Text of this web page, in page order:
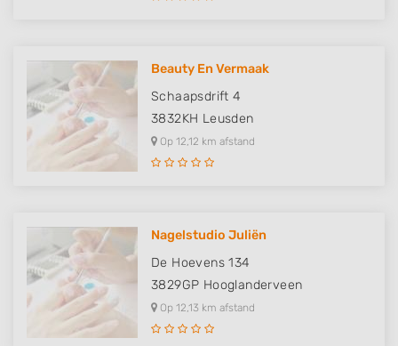
Beauty En Vermaak
Schaapsdrift 4
3832KH Leusden
Op 12,12 km afstand
Nagelstudio Juliën
De Hoevens 134
3829GP Hooglanderveen
Op 12,13 km afstand